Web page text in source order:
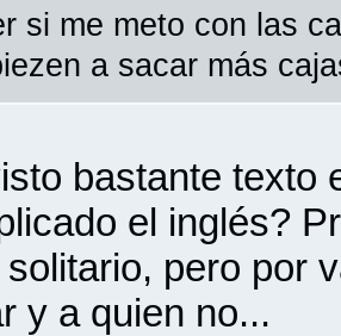
si me meto con las
a sacar más
bastante texto
el inglés?
solitario, pero por
y a quien no...